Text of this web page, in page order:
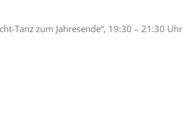
Tanz zum Jahresende“, 19:30 – 21:30 Uhr